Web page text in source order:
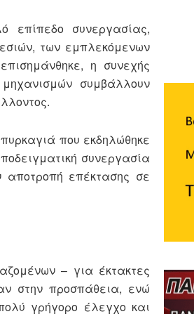
επίπεδο συνεργασίας,
των εμπλεκόμενων
η συνεχής
συμβάλλουν
που εκδηλώθηκε
συνεργασία
αποτροπή επέκτασης σε
– για έκτακτες
στην προσπάθεια, ενώ
γρήγορο έλεγχο και